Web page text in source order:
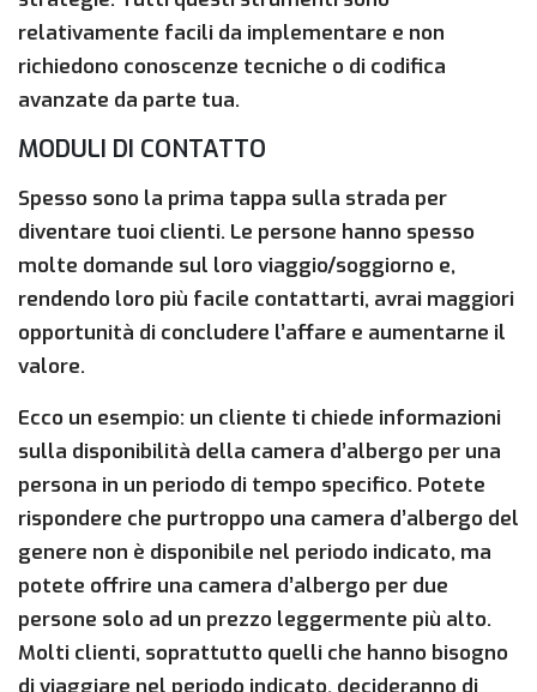
relativamente facili da implementare e non
richiedono conoscenze tecniche o di codifica
avanzate da parte tua.
MODULI DI CONTATTO
Spesso sono la prima tappa sulla strada per
diventare tuoi clienti. Le persone hanno spesso
molte domande sul loro viaggio/soggiorno e,
rendendo loro più facile contattarti, avrai maggiori
opportunità di concludere l’affare e aumentarne il
valore.
Ecco un esempio: un cliente ti chiede informazioni
sulla disponibilità della camera d’albergo per una
persona in un periodo di tempo specifico. Potete
rispondere che purtroppo una camera d’albergo del
genere non è disponibile nel periodo indicato, ma
potete offrire una camera d’albergo per due
persone solo ad un prezzo leggermente più alto.
Molti clienti, soprattutto quelli che hanno bisogno